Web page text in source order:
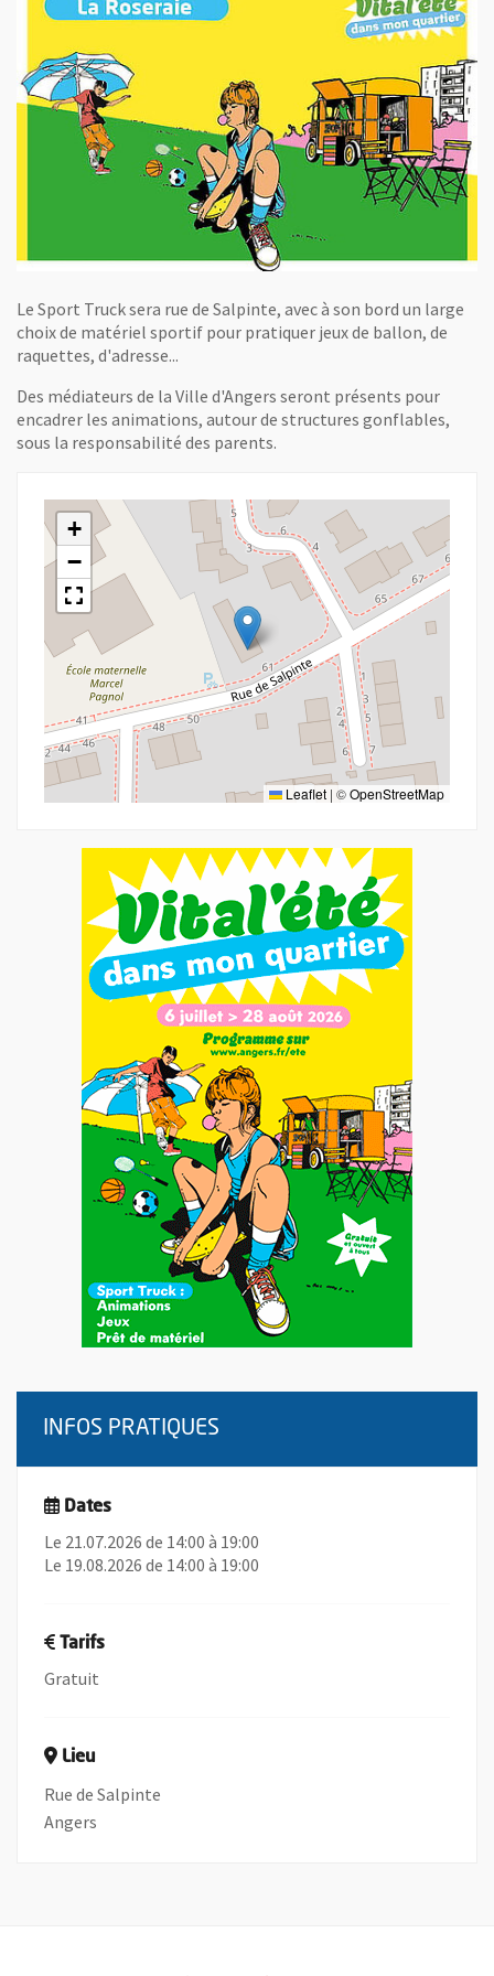
Le Sport Truck sera rue de Salpinte, avec à son bord un large
choix de matériel sportif pour pratiquer jeux de ballon, de
raquettes, d'adresse...
Des médiateurs de la Ville d'Angers seront présents pour
encadrer les animations, autour de structures gonflables,
sous la responsabilité des parents.
+
−
Leaflet | ©OpenStreetMap
INFOS PRATIQUES
Dates
Le 21.07.2026 de 14:00 à 19:00
Le 19.08.2026 de 14:00 à 19:00
Tarifs
Gratuit
Lieu
Rue de Salpinte
Angers